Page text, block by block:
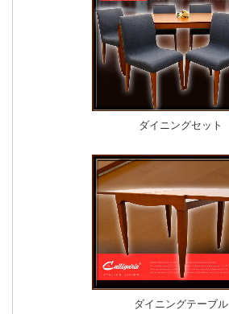
ダイニングセット
ダイニングテーブル